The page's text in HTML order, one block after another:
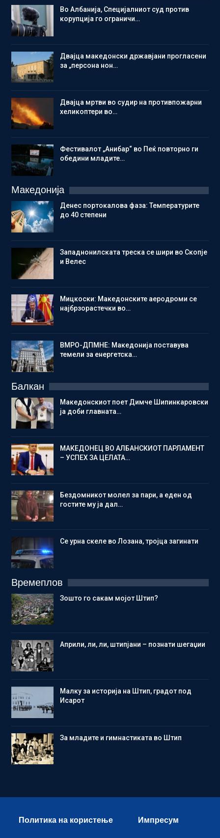
Во Албанија, Специјалниот суд против
корупција го ограничи…
Двајца македонски државјани прогласени
за „персона нон…
Двајца мртви во судир на противпожарни
хеликоптери во…
Фестивалот „Анибар“ во Пеќ повторно ги
обедини младите…
Македонија
Денес портокалова фаза: Температурите
до 40 степени
Западнонилската треска се шири во Скопје
и Велес
Мицкоски: Македонските аеродроми се
најбрзорастечки во…
ВМРО-ДПМНЕ: Македонија поставува
темели за енергетска…
Балкан
Македонскиот поет Димче Шипинкаровски
ја доби главната…
МАКЕДОНЕЦ ВО АЛБАНСКИОТ ПАРЛАМЕНТ
– УСПЕХ ЗА ЦЕЛАТА…
Бездомникот молел за пари, а еден од
гостите му ја дал…
Се урна скеле во Лозана, тројца загинати
Времеплов
Зошто го сакам мојот Штип?
Aприли, ли, ли, штипјани – познати шегаџии
Малку за историја на Штип, градот под
Исарот
Зa младите и гимнастиката во Штип
Политика на користење Импресум